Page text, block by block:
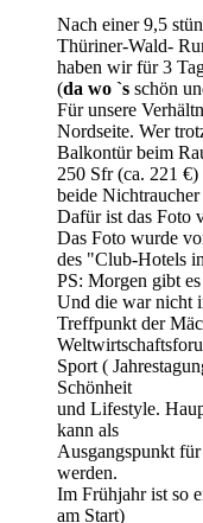
Nach einer 9,5
Thüriner-Wald-
haben wir für 3
(da wo `s schön
Für unsere
Nordseite. Wer
Balkontür beim
250 Sfr (ca. 221
beide Nichtraucher
Dafür ist das Foto
Das Foto wurde
des "Club-Hotels
PS: Morgen gibt
Und die war nicht
Treffpunkt der
Sport (
Schönheit
und Lifestyle.
kann als
Ausgangspunkt
werden.
Im Frühjahr ist so
am Start)